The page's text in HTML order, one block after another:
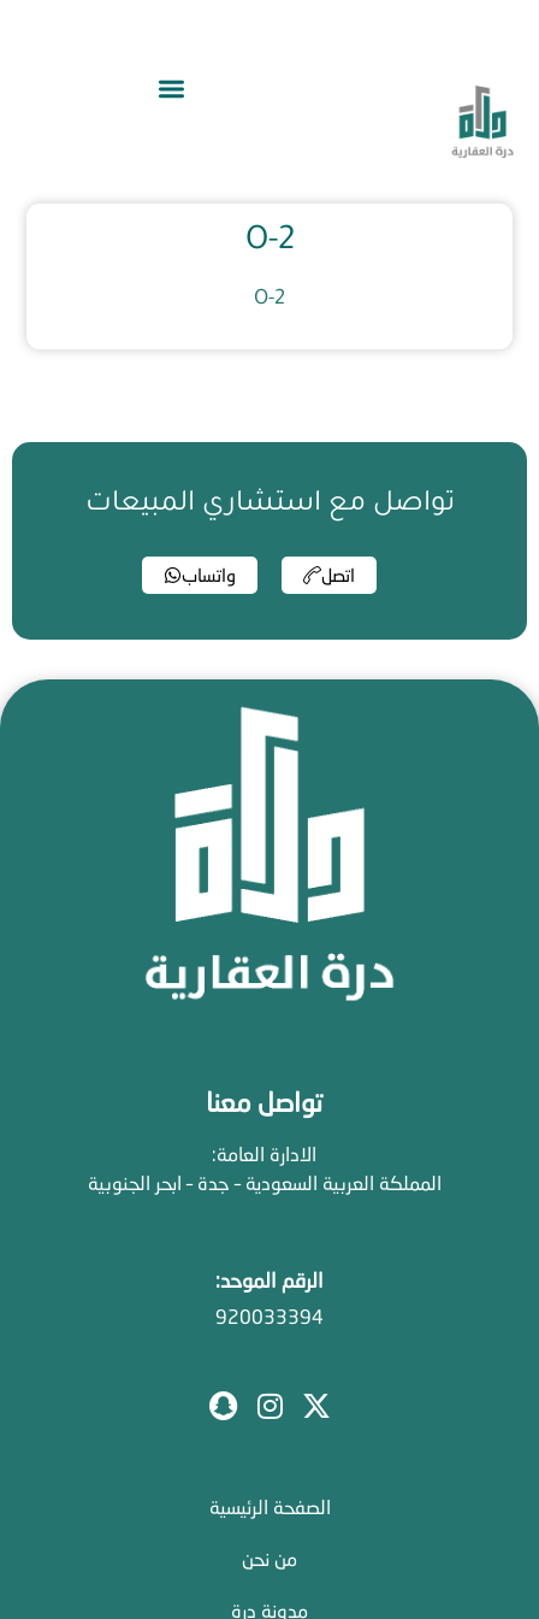
O-2
O-2
تواصل مع استشاري المبيعات
اتصل واتساب
تواصل معنا
الادارة العامة:
المملكة العربية السعودية – جدة – ابحر الجنوبية
الرقم الموحد:
920033394
الصفحة الرئيسية
من نحن
مدونة درة